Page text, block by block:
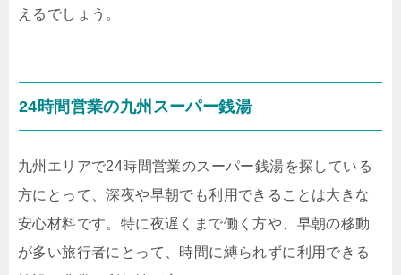
えるでしょう。
24時間営業の九州スーパー銭湯
九州エリアで24時間営業のスーパー銭湯を探している
方にとって、深夜や早朝でも利用できることは大きな
安心材料です。特に夜遅くまで働く方や、早朝の移動
が多い旅行者にとって、時間に縛られずに利用できる